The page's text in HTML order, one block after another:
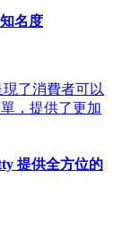
名度
提供全方位的